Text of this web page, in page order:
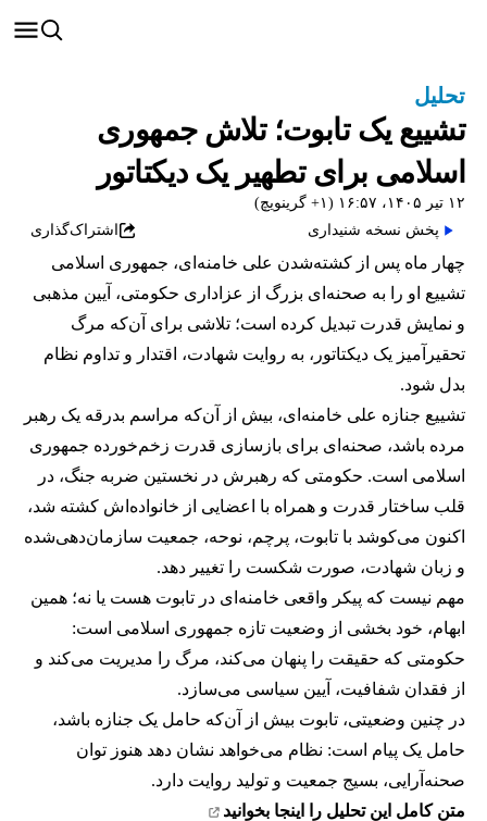
تحلیل
تشییع یک تابوت؛ تلاش جمهوری
اسلامی برای تطهیر یک دیکتاتور
۱۲ تیر ۱۴۰۵، ۱۶:۵۷ (‎+۱ گرینویچ)
پخش نسخه شنیداری
اشتراک‌گذاری
چهار ماه پس از کشته‌شدن علی خامنه‌ای، جمهوری اسلامی
تشییع او را به صحنه‌ای بزرگ از عزاداری حکومتی، آیین مذهبی
و نمایش قدرت تبدیل کرده است؛ تلاشی برای آن‌که مرگ
تحقیرآمیز یک دیکتاتور، به روایت شهادت، اقتدار و تداوم نظام
بدل شود.
تشییع جنازه علی خامنه‌ای، بیش از آن‌که مراسم بدرقه یک رهبر
مرده باشد، صحنه‌ای برای بازسازی قدرت زخم‌خورده جمهوری
اسلامی است. حکومتی که رهبرش در نخستین ضربه جنگ، در
قلب ساختار قدرت و همراه با اعضایی از خانواده‌اش کشته شد،
اکنون می‌کوشد با تابوت، پرچم، نوحه، جمعیت سازمان‌دهی‌شده
و زبان شهادت، صورت شکست را تغییر دهد.
مهم نیست که پیکر واقعی خامنه‌ای در تابوت هست یا نه؛ همین
ابهام، خود بخشی از وضعیت تازه جمهوری اسلامی است:
حکومتی که حقیقت را پنهان می‌کند، مرگ را مدیریت می‌کند و
از فقدان شفافیت، آیین سیاسی می‌سازد.
در چنین وضعیتی، تابوت بیش از آن‌که حامل یک جنازه باشد،
حامل یک پیام است: نظام می‌خواهد نشان دهد هنوز توان
صحنه‌آرایی، بسیج جمعیت و تولید روایت دارد.
متن کامل این تحلیل را
اینجا بخوانید